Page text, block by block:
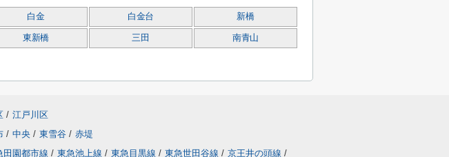
白金 白金台 新橋
東新橋 三田 南青山
/ 江戸川区
/ 中央 / 東雪谷 / 赤堤
田園都市線 / 東急池上線 / 東急目黒線 / 東急世田谷線 / 京王井の頭線 /